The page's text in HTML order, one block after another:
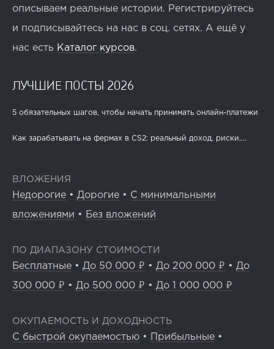
описываем реальные истории. Регистрируйтесь
и подписывайтесь на нас в соц. сетях. А ещё у
нас есть Каталог курсов.
ЛУЧШИЕ ПОСТЫ 2026
5 обязательных шагов, чтобы начать принимать онлайн-платежи
Как зарабатывать на фермах в CS2: реальный доход, риски,...
ВЛОЖЕНИЯ
Недорогие • Дорогие • С минимальными
вложениями • Без вложений
ПО ДИАПАЗОНУ СТОИМОСТИ
Бесплатные • До 50 000 ₽ • До 200 000 ₽ • До
300 000 ₽ • До 500 000 ₽ • До 1 000 000 ₽
ОКУПАЕМОСТЬ И ДОХОДНОСТЬ
С быстрой окупаемостью • Прибыльные •